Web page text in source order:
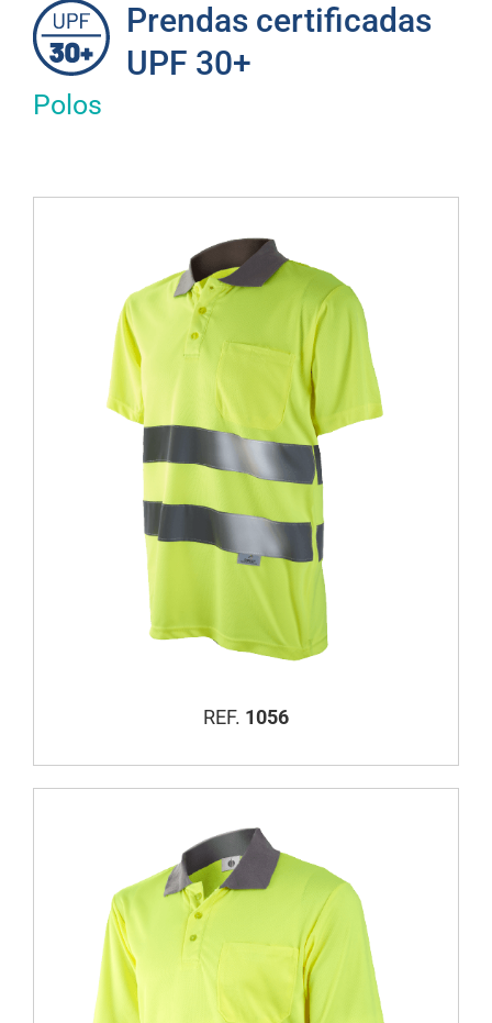
Prendas certificadas
UPF 30+
Polos
REF. 1056